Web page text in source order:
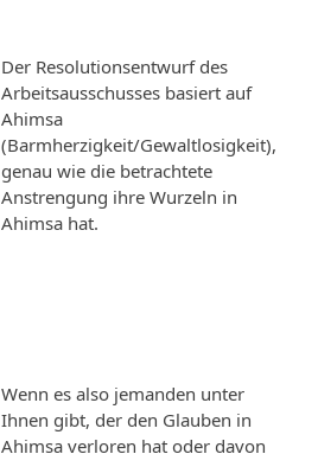
Der Resolutionsentwurf des
Arbeitsausschusses basiert auf
Ahimsa
(Barmherzigkeit/Gewaltlosigkeit),
genau wie die betrachtete
Anstrengung ihre Wurzeln in
Ahimsa hat.
Wenn es also jemanden unter
Ihnen gibt, der den Glauben in
Ahimsa verloren hat oder davon